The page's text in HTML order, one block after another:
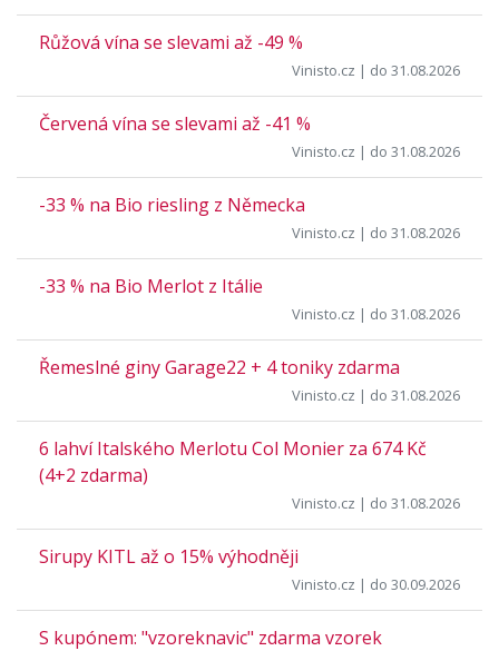
Růžová vína se slevami až -49 %
Vinisto.cz | do 31.08.2026
Červená vína se slevami až -41 %
Vinisto.cz | do 31.08.2026
-33 % na Bio riesling z Německa
Vinisto.cz | do 31.08.2026
-33 % na Bio Merlot z Itálie
Vinisto.cz | do 31.08.2026
Řemeslné giny Garage22 + 4 toniky zdarma
Vinisto.cz | do 31.08.2026
6 lahví Italského Merlotu Col Monier za 674 Kč
(4+2 zdarma)
Vinisto.cz | do 31.08.2026
Sirupy KITL až o 15% výhodněji
Vinisto.cz | do 30.09.2026
S kupónem: "vzoreknavic" zdarma vzorek